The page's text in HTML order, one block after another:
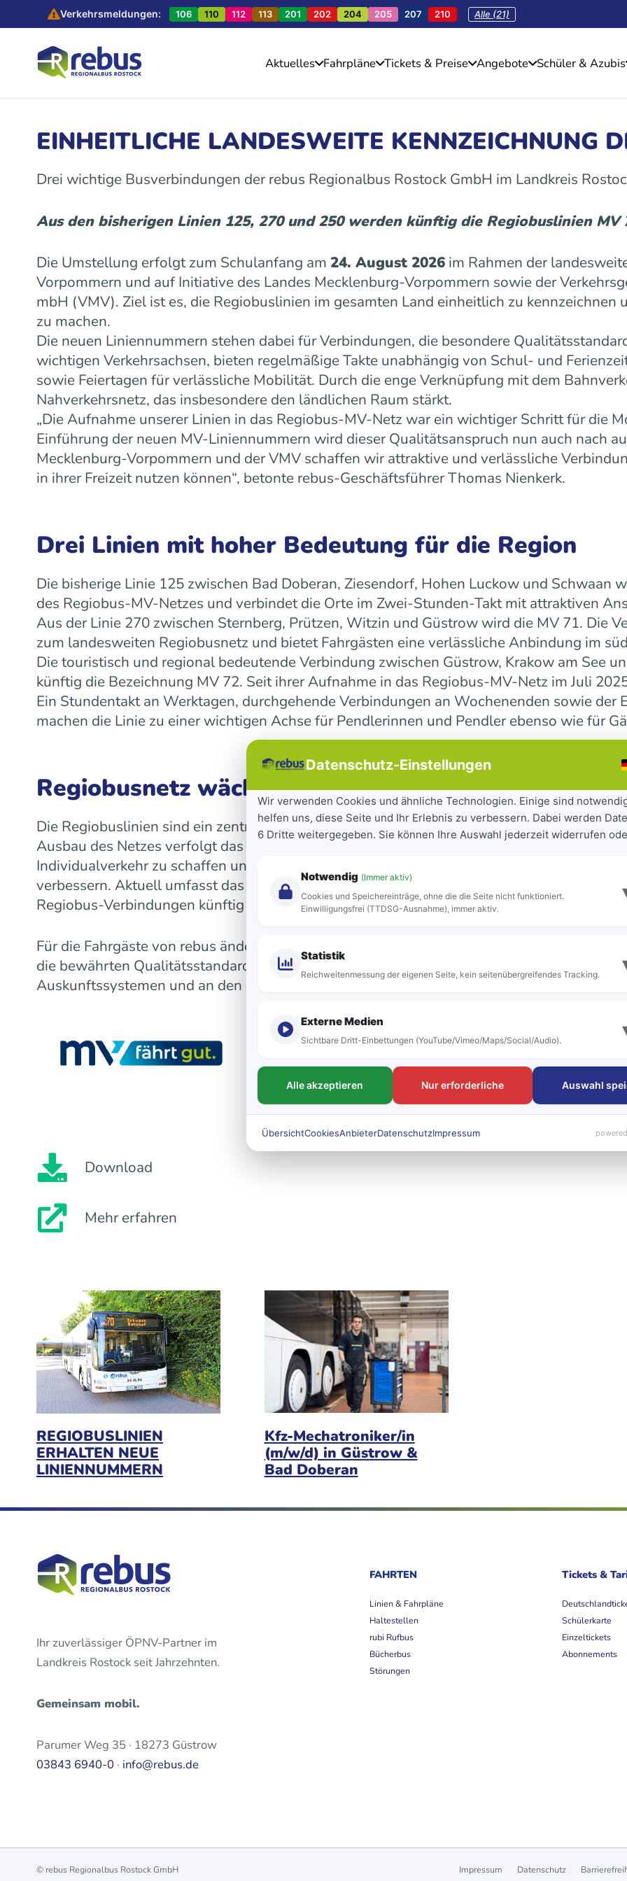
Verkehrsmeldungen: 106 110 112 113 201 202 204 205 207 210 Alle (21)
Aktuelles Fahrpläne Tickets & Preise Angebote Schüler & Azubis
EINHEITLICHE LANDESWEITE KENNZEICHNUNG
Drei wichtige Busverbindungen der rebus Regionalbus Rostock GmbH im Landkreis
Aus den bisherigen Linien 125, 270 und 250 werden künftig die Regiobuslinien MV
Die Umstellung erfolgt zum Schulanfang am 24. August 2026 im Rahmen der
Vorpommern und auf Initiative des Landes Mecklenburg-Vorpommern sowie der
mbH (VMV). Ziel ist es, die Regiobuslinien im gesamten Land einheitlich zu kennzeichnen
zu machen.
Die neuen Liniennummern stehen dabei für Verbindungen, die besondere
wichtigen Verkehrsachsen, bieten regelmäßige Takte unabhängig von Schul- und
sowie Feiertagen für verlässliche Mobilität. Durch die enge Verknüpfung mit dem
Nahverkehrsnetz, das insbesondere den ländlichen Raum stärkt.
„Die Aufnahme unserer Linien in das Regiobus-MV-Netz war ein wichtiger Schritt für die
Einführung der neuen MV-Liniennummern wird dieser Qualitätsanspruch nun auch nach
Mecklenburg-Vorpommern und der VMV schaffen wir attraktive und verlässliche
in ihrer Freizeit nutzen können“, betonte rebus-Geschäftsführer Thomas Nienkerk.
Drei Linien mit hoher Bedeutung für die Region
Die bisherige Linie 125 zwischen Bad Doberan, Ziesendorf, Hohen Luckow und Schwaan
des Regiobus-MV-Netzes und verbindet die Orte im Zwei-Stunden-Takt mit attraktiven
Aus der Linie 270 zwischen Sternberg, Prützen, Witzin und Güstrow wird die MV 71. Die
zum landesweiten Regiobusnetz und bietet Fahrgästen eine verlässliche Anbindung im
Die touristisch und regional bedeutende Verbindung zwischen Güstrow, Krakow am See
künftig die Bezeichnung MV 72. Seit ihrer Aufnahme in das Regiobus-MV-Netz im Juli
Ein Stundentakt an Werktagen, durchgehende Verbindungen an Wochenenden sowie der
machen die Linie zu einer wichtigen Achse für Pendlerinnen und Pendler ebenso wie für
Regiobusnetz wächst landesweit weiter
Die Regiobuslinien sind ein zentraler Bestandteil der seit 2023 laufenden
Ausbau des Netzes verfolgt das Land das Ziel, Städte und Gemeinden besser
Individualverkehr zu schaffen und die Mobilität für Bürgerinnen und Bürger sowie
verbessern. Aktuell umfasst das landesweite Netz 16 Regiobuslinien. Die neuen MV-
Regiobus-Verbindungen künftig auf einen Blick zu erkennen.
Für die Fahrgäste von rebus ändert sich mit der Umstellung vor allem die Bezeichnung
die bewährten Qualitätsstandards bleiben bestehen. Die neuen Liniennummern werden
Auskunftssystemen und an den Fahrzeugen sichtbar sein.
Download
Mehr erfahren
REGIOBUSLINIEN
ERHALTEN NEUE
LINIENNUMMERN
Kfz-Mechatroniker/in
(m/w/d) in Güstrow &
Bad Doberan
Ihr zuverlässiger ÖPNV-Partner im
Landkreis Rostock seit Jahrzehnten.
Gemeinsam mobil.
Parumer Weg 35 · 18273 Güstrow
03843 6940-0 · info@rebus.de
FAHRTEN
Linien & Fahrpläne
Haltestellen
rubi Rufbus
Bücherbus
Störungen
Tickets &
Schülerkarte
Einzeltickets
Abonnements
© rebus Regionalbus Rostock GmbH Impressum Datenschutz
Datenschutz-Einstellungen
Wir verwenden Cookies und ähnliche Technologien. Einige sind
helfen uns, diese Seite und Ihr Erlebnis zu verbessern. Dabei werden
6 Dritte weitergegeben. Sie können Ihre Auswahl jederzeit widerrufen
Notwendig (Immer aktiv)
Cookies und Speichereinträge, ohne die die Seite nicht funktioniert.
Einwilligungsfrei (TTDSG-Ausnahme), immer aktiv.
Statistik
Reichweitenmessung der eigenen Seite, kein seitenübergreifendes Tracking.
Externe Medien
Sichtbare Dritt-Einbettungen (YouTube/Vimeo/Maps/Social/Audio).
Alle akzeptieren Nur erforderliche Auswahl
ÜbersichtCookiesAnbieterDatenschutzImpressum